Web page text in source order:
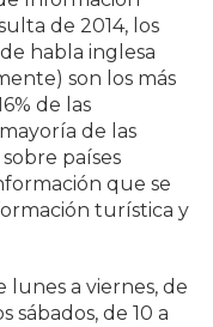
de 2014, los
habla inglesa
son los más
de las
de las
países
que se
turística y
lunes a viernes, de
sábados, de 10 a